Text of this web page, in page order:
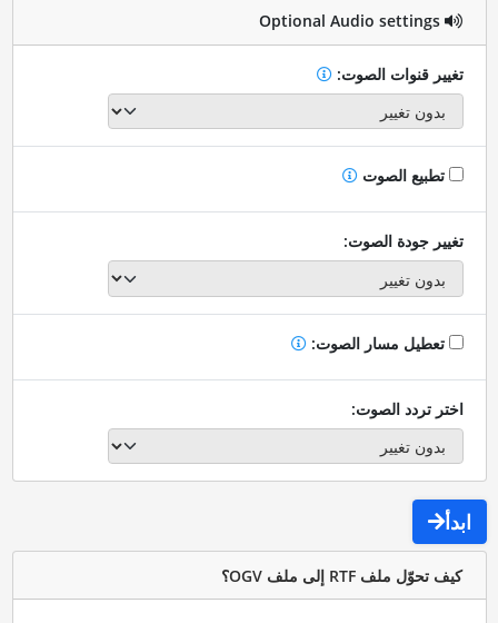
Optional Audio settings
تغيير قنوات الصوت:
تطبيع الصوت
تغيير جودة الصوت:
تعطيل مسار الصوت:
اختر تردد الصوت:
ابدأ
كيف تحوّل ملف RTF إلى ملف OGV؟